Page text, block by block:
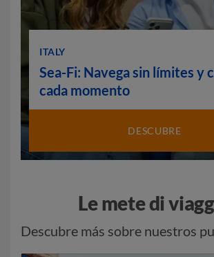
ITALY
Sea-Fi: Navega sin límites y
cada momento
DESCUBRE
Le mete di
Descubre más sobre nuestros